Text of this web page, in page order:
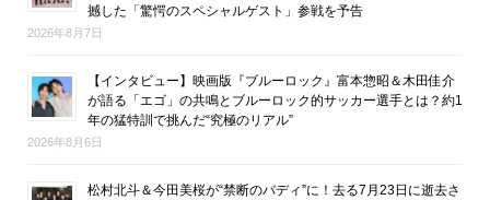
撼した「驚愕のスペシャルゲスト」参戦を予告
2026年8月7日
【インタビュー】映画版『ブルーロック』富本惣昭＆木田佳介
が語る「エゴ」の共鳴とブルーロック的サッカー選手とは？約1
年の猛特訓で挑んだ“究極のリアル”
2026年8月6日
松村北斗＆今田美桜が“禁断のバディ”に！去る7月23日に逝去さ